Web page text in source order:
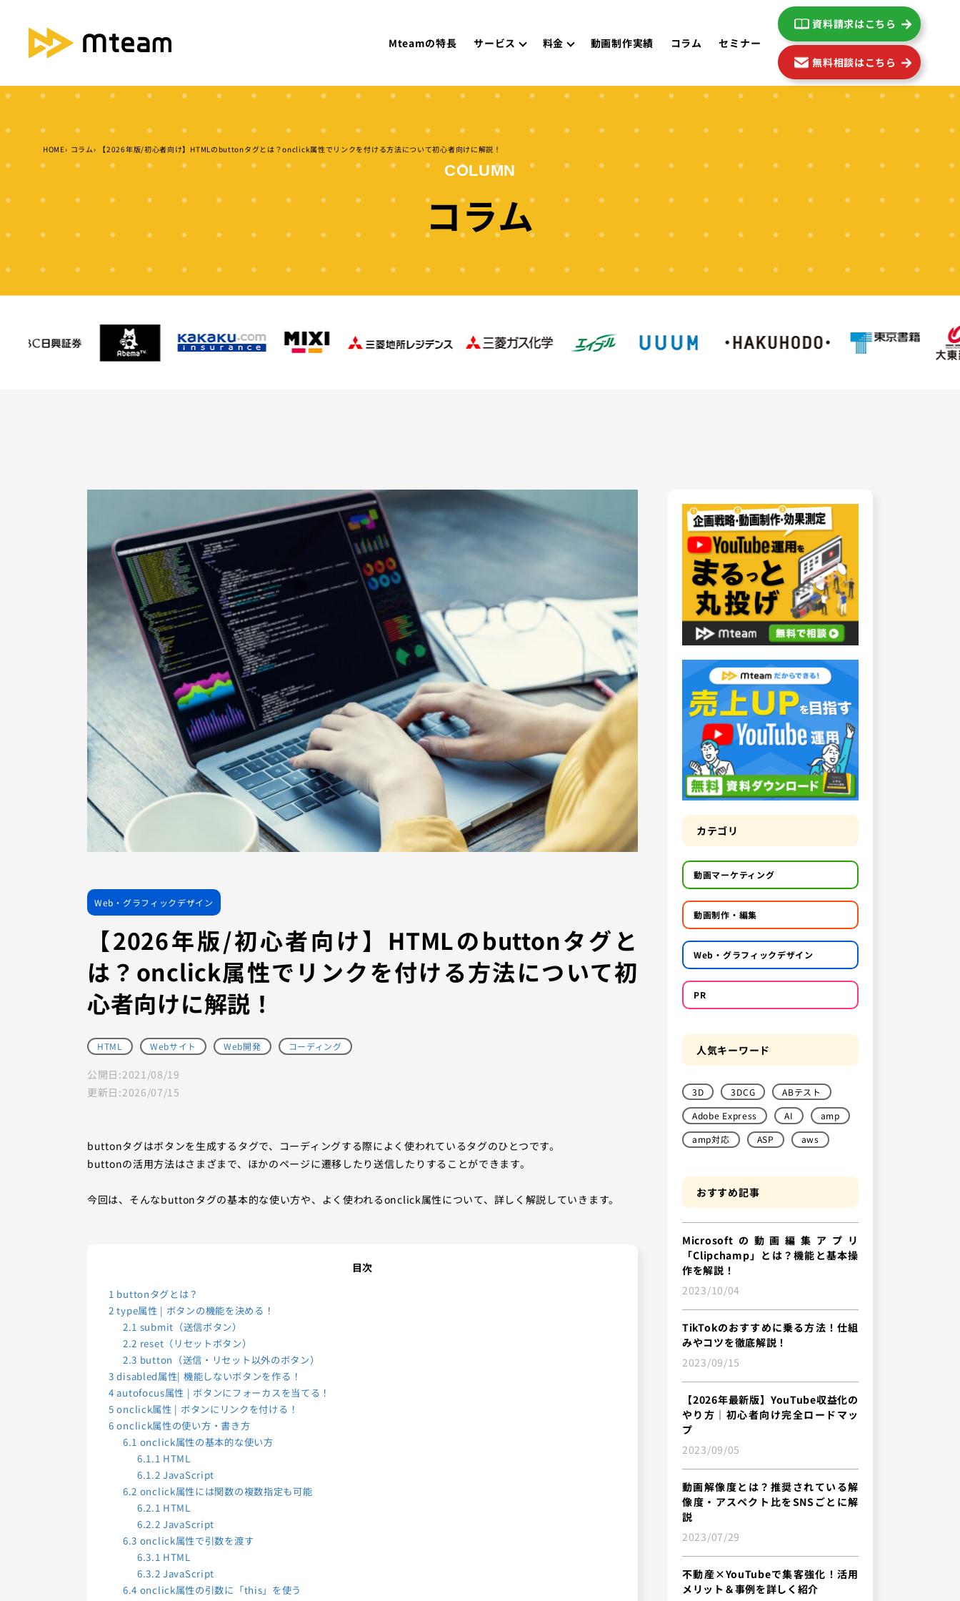
Mteamの特長 サービス 料金 動画制作実績 コラム セミナー
資料請求はこちら
無料相談はこちら
HOME コラム 【2026年版/初心者向け】HTMLのbuttonタグとは？onclick属性でリンクを付ける方法について初心者向けに解説！
COLUMN
コラム
Web・グラフィックデザイン
【2026年版/初心者向け】HTMLのbuttonタグと
は？onclick属性でリンクを付ける方法について初
心者向けに解説！
HTML Webサイト Web開発 コーディング
公開日:2021/08/19
更新日:2026/07/15
buttonタグはボタンを生成するタグで、コーディングする際によく使われているタグのひとつです。
buttonの活用方法はさまざまで、ほかのページに遷移したり送信したりすることができます。
今回は、そんなbuttonタグの基本的な使い方や、よく使われるonclick属性について、詳しく解説していきます。
目次
1 buttonタグとは？
2 type属性 | ボタンの機能を決める！
2.1 submit（送信ボタン）
2.2 reset（リセットボタン）
2.3 button（送信・リセット以外のボタン）
3 disabled属性| 機能しないボタンを作る！
4 autofocus属性 | ボタンにフォーカスを当てる！
5 onclick属性 | ボタンにリンクを付ける！
6 onclick属性の使い方・書き方
6.1 onclick属性の基本的な使い方
6.1.1 HTML
6.1.2 JavaScript
6.2 onclick属性には関数の複数指定も可能
6.2.1 HTML
6.2.2 JavaScript
6.3 onclick属性で引数を渡す
6.3.1 HTML
6.3.2 JavaScript
6.4 onclick属性の引数に「this」を使う
カテゴリ
動画マーケティング
動画制作・編集
Web・グラフィックデザイン
PR
人気キーワード
3D 3DCG
ABテスト
Adobe Express
AI
amp
amp対応
ASP aws
おすすめ記事
Microsoftの動画編集アプリ
「Clipchamp」とは？機能と基本操
作を解説！
2023/10/04
TikTokのおすすめに乗る方法！仕組
みやコツを徹底解説！
2023/09/15
【2026年最新版】YouTube収益化の
やり方｜初心者向け完全ロードマッ
プ
2023/09/05
動画解像度とは？推奨されている解
像度・アスペクト比をSNSごとに解
説
2023/07/29
不動産×YouTubeで集客強化！活用
メリット＆事例を詳しく紹介